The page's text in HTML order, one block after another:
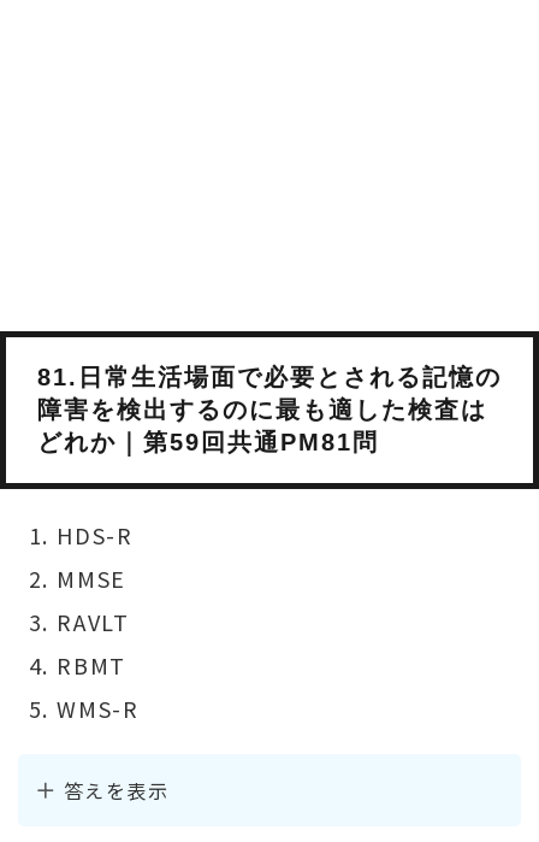
81.日常生活場面で必要とされる記憶の
障害を検出するのに最も適した検査は
どれか｜第59回共通PM81問
HDS-R
MMSE
RAVLT
RBMT
WMS-R
答えを表示